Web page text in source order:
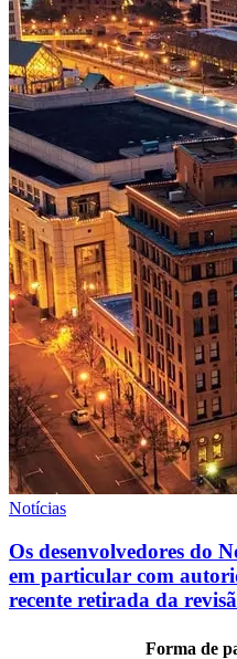
Notícias
Os desenvolvedores do
em particular com
recente retirada da
Forma de